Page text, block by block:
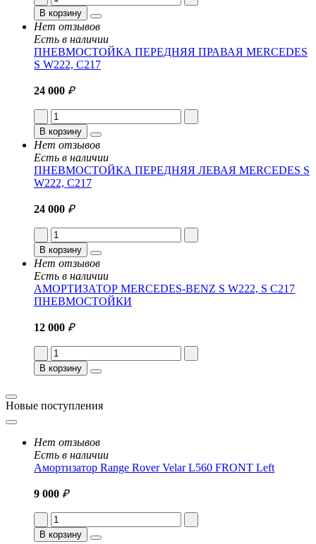
В корзину
Нет отзывов
Есть в наличии
ПНЕВМОСТОЙКА ПЕРЕДНЯЯ ПРАВАЯ MERCEDES
S W222, C217
24 000 ₽
В корзину
Нет отзывов
Есть в наличии
ПНЕВМОСТОЙКА ПЕРЕДНЯЯ ЛЕВАЯ MERCEDES S
W222, C217
24 000 ₽
В корзину
Нет отзывов
Есть в наличии
АМОРТИЗАТОР MERCEDES-BENZ S W222, S C217
ПНЕВМОСТОЙКИ
12 000 ₽
В корзину
Новые поступления
Нет отзывов
Есть в наличии
Амортизатор Range Rover Velar L560 FRONT Left
9 000 ₽
В корзину